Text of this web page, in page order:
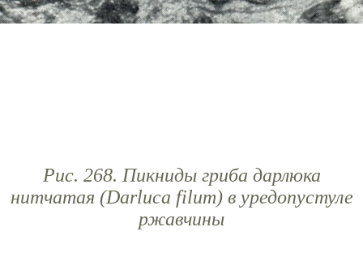
Рис. 268. Пикниды гриба дарлюка
нитчатая (Darluca filum) в уредопустуле
ржавчины